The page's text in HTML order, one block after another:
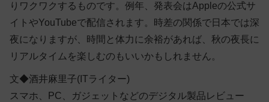
りワクワクするものです。例年、発表会はAppleの公式サ
イトやYouTubeで配信されます。時差の関係で日本では深
夜になりますが、時間と体力に余裕があれば、秋の夜長に
リアルタイムを楽しむのもいいかもしれません。
文◆酒井麻里子(ITライター)
スマホ、PC、ガジェットなどのデジタル製品レビュー